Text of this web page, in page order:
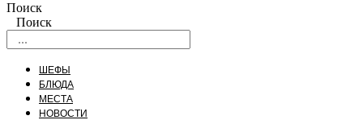
Поиск
Поиск
ШЕФЫ
БЛЮДА
МЕСТА
НОВОСТИ